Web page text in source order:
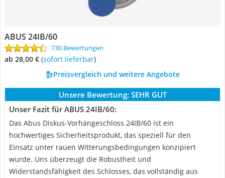
ABUS 24IB/60
730 Bewertungen
ab 28,00 € ( Sofort lieferbar)
Preisvergleich und weitere Angebote
Unsere Bewertung: SEHR GUT
Unser Fazit für ABUS 24IB/60:
Das Abus Diskus-Vorhängeschloss 24IB/60 ist ein
hochwertiges Sicherheitsprodukt, das speziell für den
Einsatz unter rauen Witterungsbedingungen konzipiert
wurde. Uns überzeugt die Robustheit und
Widerstandsfähigkeit des Schlosses, das vollständig aus